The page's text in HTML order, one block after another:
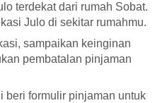
terdekat dari rumah Sobat.
Julo di sekitar rumahmu.
sampaikan keinginan
pembatalan pinjaman
beri formulir pinjaman untuk